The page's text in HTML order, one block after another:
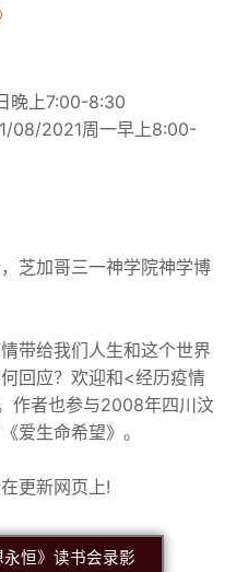
晚上7:00-8:30
08/2021周一早上8:00-
芝加哥三一神学院神学博
带给我们人生和这个世界
回应？欢迎和<经历疫情
作者也参与2008年四川汶
爱生命希望》 。
更新网页上!
恒》读书会录影